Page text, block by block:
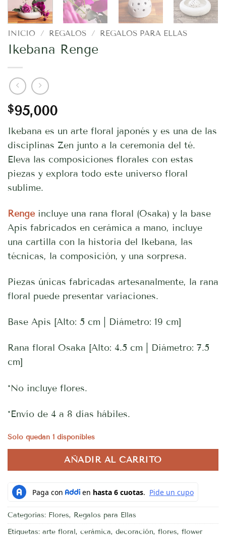
INICIO / REGALOS / REGALOS PARA ELLAS
Ikebana Renge
$95,000
Ikebana es un arte floral japonés y es una de las
disciplinas Zen junto a la ceremonia del té.
Eleva las composiciones florales con estas
piezas y explora todo este universo floral
sublime.
Rengeincluye una rana floral (Osaka) y la base
Apis fabricados en cerámica a mano, incluye
una cartilla con la historia del Ikebana, las
técnicas, la composición, y una sorpresa.
Piezas únicas fabricadas artesanalmente, la rana
floral puede presentar variaciones.
Base Apis [Alto: 5 cm | Diámetro: 19 cm]
Rana floral Osaka [Alto: 4.5 cm | Diámetro: 7.5
cm]
*No incluye flores.
*Envío de 4 a 8 días hábiles.
Solo quedan 1 disponibles
AÑADIR AL CARRITO
Categorías: Flores, Regalos para Ellas
Etiquetas: arte floral, cerámica, decoración, flores, flower